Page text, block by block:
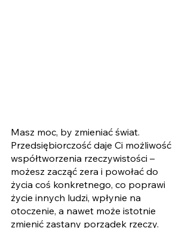
Masz moc, by zmieniać świat.
Przedsiębiorczość daje Ci możliwość
współtworzenia rzeczywistości –
możesz zacząć zera i powołać do
życia coś konkretnego, co poprawi
życie innych ludzi, wpłynie na
otoczenie, a nawet może istotnie
zmienić zastany porządek rzeczy.